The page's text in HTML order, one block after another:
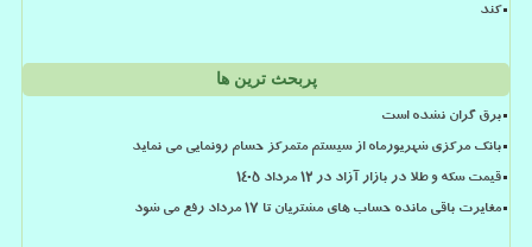
کند
پربحث ترین ها
برق گران نشده است
بانک مرکزی شهریورماه از سیستم متمرکز حسام رونمایی می نماید
قیمت سکه و طلا در بازار آزاد در ۱۲ مرداد ۱۴۰۵
مغایرت باقی مانده حساب های مشتریان تا 17 مرداد رفع می شود